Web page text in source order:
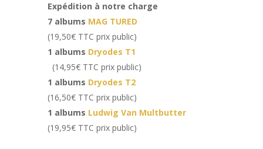
Expédition à notre charge
7 albums MAG TURED
(19,50€ TTC prix public)
1 albums Dryodes T1
(14,95€ TTC prix public)
1 albums Dryodes T2
(16,50€ TTC prix public)
1 albums Ludwig Van Multbutter
(19,95€ TTC prix public)